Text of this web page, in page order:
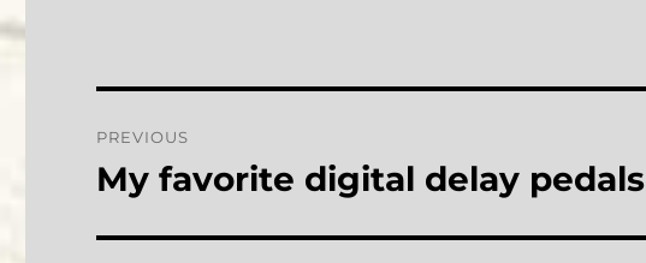
navigation
PREVIOUS
Previous
My favorite digital delay pedals